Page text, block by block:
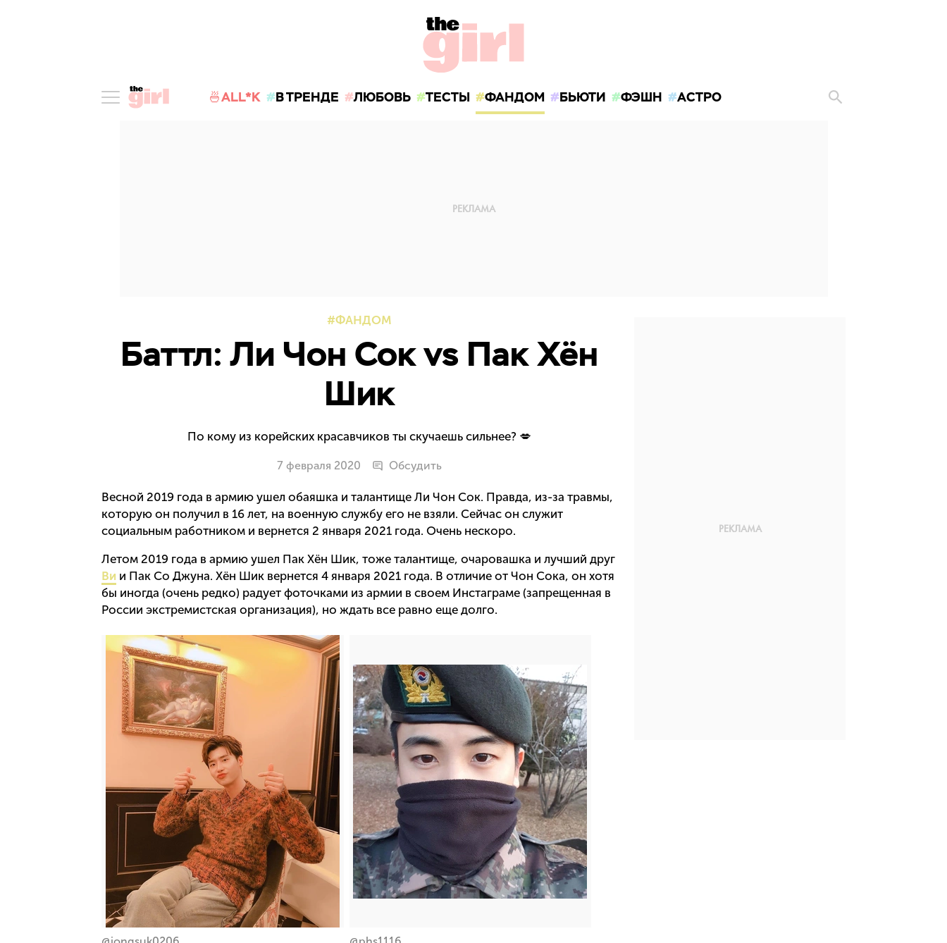
🍜ALL*K В ТРЕНДЕ ЛЮБОВЬ ТЕСТЫ ФАНДОМ БЬЮТИ ФЭШН АСТРО
ФАНДОМ
Баттл: Ли Чон Сок vs Пак Хён
Шик
По кому из корейских красавчиков ты скучаешь сильнее? 💋
7 февраля 2020 Обсудить
Весной 2019 года в армию ушел обаяшка и талантище Ли Чон Сок. Правда, из-за травмы,
которую он получил в 16 лет, на военную службу его не взяли. Сейчас он служит
социальным работником и вернется 2 января 2021 года. Очень нескоро.
Летом 2019 года в армию ушел Пак Хён Шик, тоже талантище, очаровашка и лучший друг
Ви и Пак Со Джуна. Хён Шик вернется 4 января 2021 года. В отличие от Чон Сока, он хотя
бы иногда (очень редко) радует фоточками из армии в своем Инстаграме (запрещенная в
России экстремистская организация), но ждать все равно еще долго.